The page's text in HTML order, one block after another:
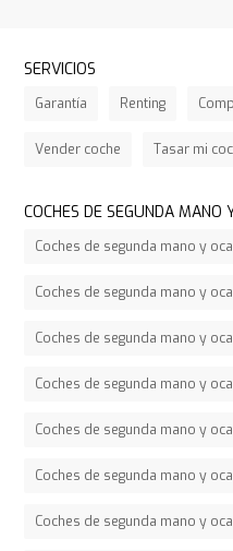
SERVICIOS
Garantía Renting
Vender coche Tasar mi
COCHES DE SEGUNDA MANO
Coches de segunda mano y
Coches de segunda mano y
Coches de segunda mano y
Coches de segunda mano y
Coches de segunda mano y
Coches de segunda mano y
Coches de segunda mano y